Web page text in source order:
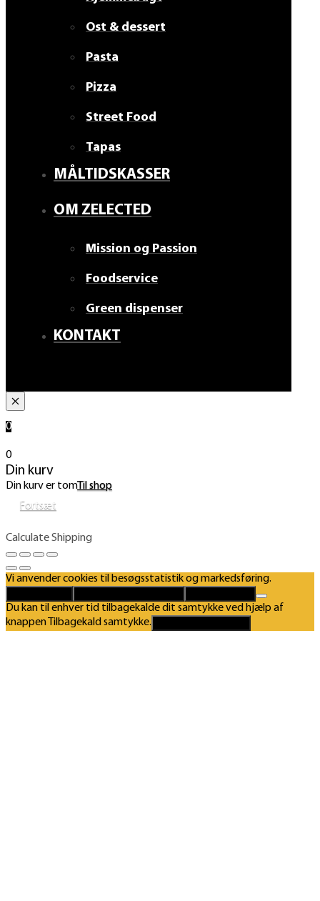
Ost & dessert
Pasta
Pizza
Street Food
Tapas
MÅLTIDSKASSER
OM ZELECTED
Mission og Passion
Foodservice
Green dispenser
KONTAKT
0
0
Din kurv
Din kurv er tomTil shop
Fortsæt
Calculate Shipping
Vi anvender cookies til besøgsstatistik og markedsføring.
Du kan til enhver tid tilbagekalde dit samtykke ved hjælp af
knappen Tilbagekald samtykke.